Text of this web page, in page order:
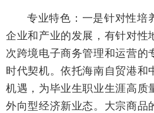
专业特色：一是针对性培
企业和产业的发展，有针对性
次跨境电子商务管理和运营的
时代契机。依托海南自贸港和
机遇，为毕业生职业生涯高质
外向型经济新业态。大宗商品